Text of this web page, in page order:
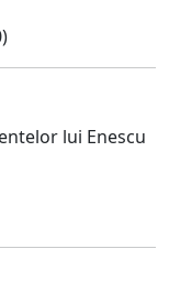
lui Enescu